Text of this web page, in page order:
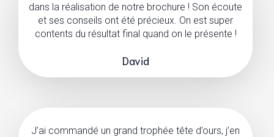
dans la réalisation de notre brochure ! Son écoute
et ses conseils ont été précieux. On est super
contents du résultat final quand on le présente !
David
J’ai commandé un grand trophée tête d’ours, j’en